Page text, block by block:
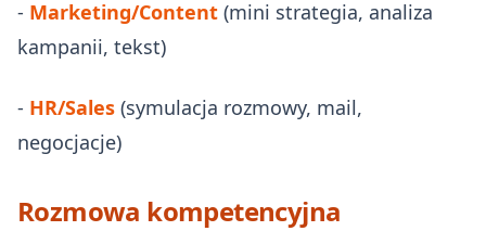
- Marketing/Content (mini strategia, analiza
kampanii, tekst)
- HR/Sales (symulacja rozmowy, mail,
negocjacje)
Rozmowa kompetencyjna